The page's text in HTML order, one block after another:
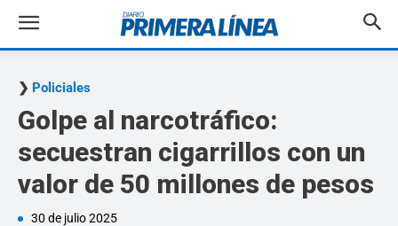
Policiales
Golpe al narcotráfico:
secuestran cigarrillos con un
valor de 50 millones de pesos
30 de julio 2025